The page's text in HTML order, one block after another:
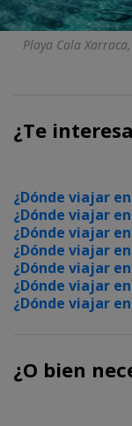
Playa Cala
¿Te
¿Dónde viajar
¿Dónde viajar
¿Dónde viajar
¿Dónde viajar
¿Dónde viajar
¿Dónde viajar
¿Dónde viajar
¿O bien